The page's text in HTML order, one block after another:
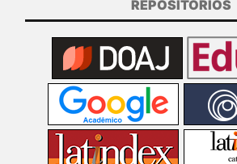
REPOSITÓRIOS